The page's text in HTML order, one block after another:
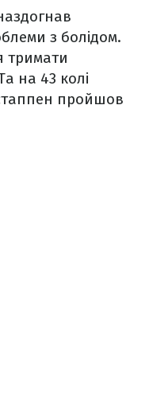
з болідом.
тримати
на 43 колі
пройшов